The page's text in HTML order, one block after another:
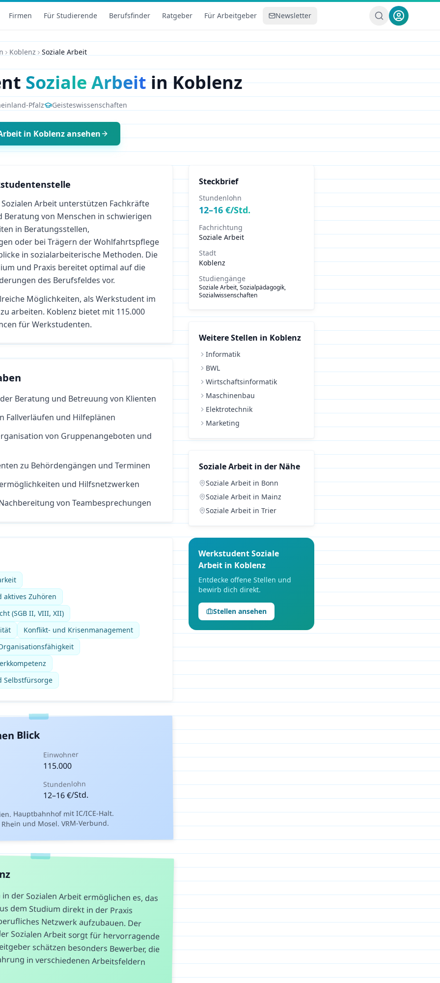
Firmen Für Studierende Berufsfinder Ratgeber Für Arbeitgeber Newsletter
Koblenz Soziale Arbeit
Soziale ArbeitinKoblenz
Pfalz Geisteswissenschaften
in Koblenzansehen
Arbeit unterstützen Fachkräfte
Beratung von Menschen in schwierigen
in Beratungsstellen,
oder bei Trägern der Wohlfahrtspflege
in sozialarbeiterische Methoden. Die
und Praxis bereitet optimal auf die
des Berufsfeldes vor.
Möglichkeiten, als Werkstudent im
zu arbeiten. Koblenz bietet mit 115.000
für Werkstudenten.
Beratung und Betreuung von Klienten
Fallverläufen und Hilfeplänen
von Gruppenangeboten und
zu Behördengängen und Terminen
und Hilfsnetzwerken
von Teambesprechungen
aktives Zuhören
(SGB II, VIII, XII)
Konflikt- und Krisenmanagement
Selbstfürsorge
Blick
Einwohner
115.000
Stundenlohn
12–16€/Std.
Hauptbahnhof mit IC/ICE-Halt.
und Mosel. VRM-Verbund.
der Sozialen Arbeit ermöglichen es, das
aus dem Studium direkt in der Praxis
Netzwerk aufzubauen. Der
Sozialen Arbeit sorgt für hervorragende
schätzen besonders Bewerber, die
in verschiedenen Arbeitsfeldern
Steckbrief
Stundenlohn
12–16 €/Std.
Fachrichtung
Soziale Arbeit
Stadt
Koblenz
Studiengänge
Soziale Arbeit, Sozialpädagogik,
Sozialwissenschaften
Weitere Stellen in Koblenz
Informatik
BWL
Wirtschaftsinformatik
Maschinenbau
Elektrotechnik
Marketing
Soziale Arbeit in der Nähe
Soziale Arbeit in Bonn
Soziale Arbeit in Mainz
Soziale Arbeit in Trier
WerkstudentSoziale
Arbeit in Koblenz
Entdecke offene Stellen und
bewirb dich direkt.
Stellen ansehen